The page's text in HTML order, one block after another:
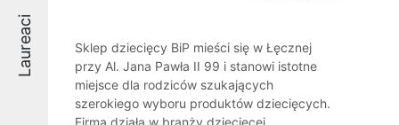
Laureaci
Sklep dziecięcy BiP mieści się w Łęcznej
przy Al. Jana Pawła II 99 i stanowi istotne
miejsce dla rodziców szukających
szerokiego wyboru produktów dziecięcych.
Firma działa w branży dziecięcej,